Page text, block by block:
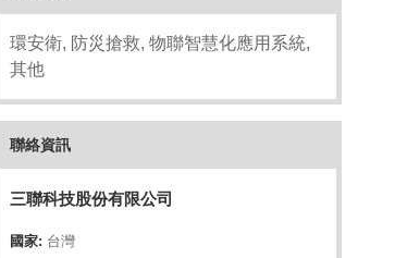
環安衛, 防災搶救, 物聯智慧化應用系統,
其他
聯絡資訊
三聯科技股份有限公司
國家: 台灣